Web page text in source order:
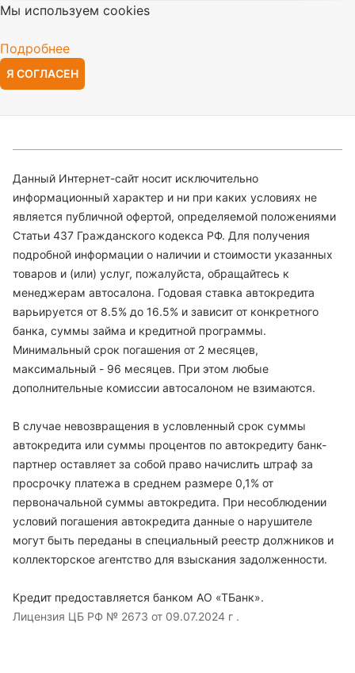
Мы используем cookies
Подробнее
Я СОГЛАСЕН
Данный Интернет-сайт носит исключительно
информационный характер и ни при каких условиях не
является публичной офертой, определяемой положениями
Статьи 437 Гражданского кодекса РФ. Для получения
подробной информации о наличии и стоимости указанных
товаров и (или) услуг, пожалуйста, обращайтесь к
менеджерам автосалона. Годовая ставка автокредита
варьируется от 8.5% до 16.5% и зависит от конкретного
банка, суммы займа и кредитной программы.
Минимальный срок погашения от 2 месяцев,
максимальный - 96 месяцев. При этом любые
дополнительные комиссии автосалоном не взимаются.
В случае невозвращения в условленный срок суммы
автокредита или суммы процентов по автокредиту банк-
партнер оставляет за собой право начислить штраф за
просрочку платежа в среднем размере 0,1% от
первоначальной суммы автокредита. При несоблюдении
условий погашения автокредита данные о нарушителе
могут быть переданы в специальный реестр должников и
коллекторское агентство для взыскания задолженности.
Кредит предоставляется банком АО «ТБанк».
Лицензия ЦБ РФ № 2673 от 09.07.2024 г .